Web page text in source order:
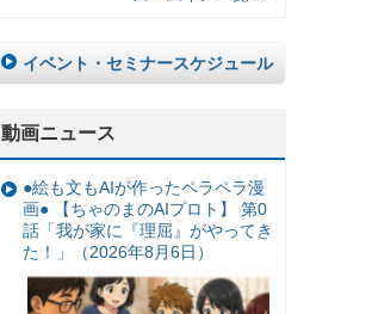
イベント・セミナースケジュール
動画ニュース
●絵も文もAIが作ったペラペラ漫
画● 【ちゃのまのAIプロト】 第0
話「我が家に『理屈』がやってき
た！」（2026年8月6日）